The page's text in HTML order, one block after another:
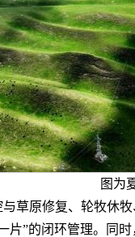
图为
草原修复、轮牧休
片”的闭环管理。同